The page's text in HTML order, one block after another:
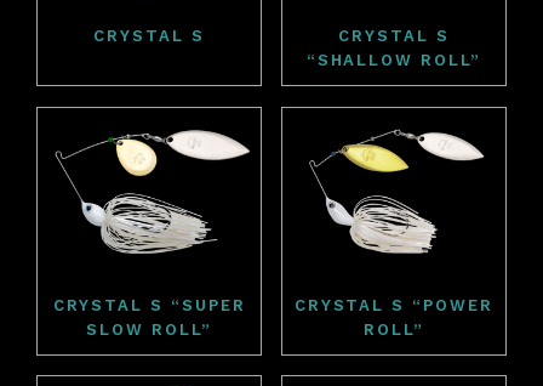
CRYSTAL S
CRYSTAL S
“SHALLOW ROLL”
CRYSTAL S “SUPER
SLOW ROLL”
CRYSTAL S “POWER
ROLL”